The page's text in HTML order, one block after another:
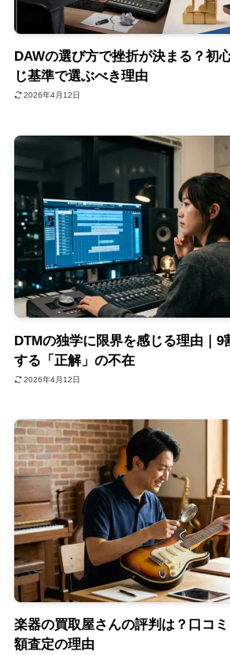
DAWの選び方で挫折が決まる？初
じ基準で選ぶべき理由
2026年4月12日
DTMの独学に限界を感じる理由｜9
する「正解」の不在
2026年4月12日
楽器の買取屋さんの評判は？口コ
額査定の理由